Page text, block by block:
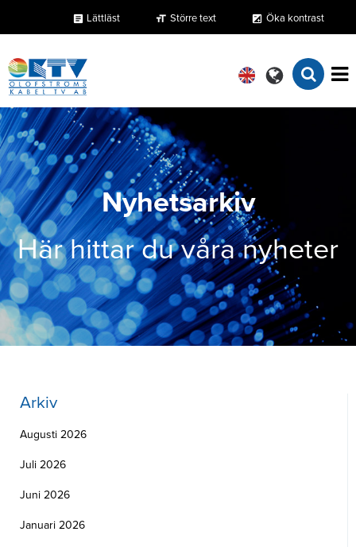
article Lättläst format_size Större text exposure Öka kontrast
Nyhetsarkiv
Här hittar du våra nyheter
Arkiv
Augusti 2026
Juli 2026
Juni 2026
Januari 2026